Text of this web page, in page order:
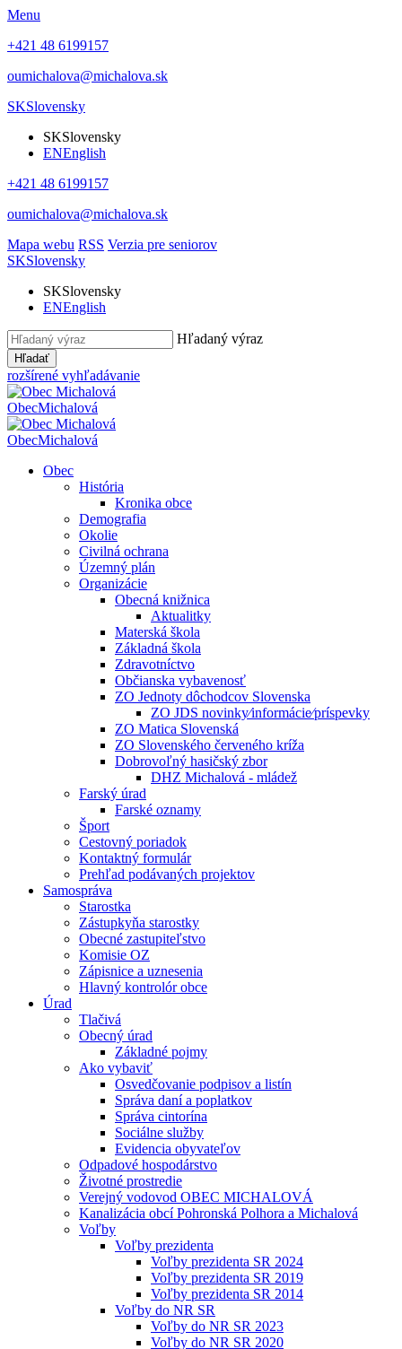
Menu
+421 48 6199157
oumichalova@michalova.sk
SKSlovensky
SKSlovensky
ENEnglish
+421 48 6199157
oumichalova@michalova.sk
Mapa webu RSS Verzia pre seniorov
SKSlovensky
SKSlovensky
ENEnglish
Hľadaný výraz
Hľadať
rozšírené vyhľadávanie
ObecMichalová
ObecMichalová
Obec
História
Kronika obce
Demografia
Okolie
Civilná ochrana
Územný plán
Organizácie
Obecná knižnica
Aktualitky
Materská škola
Základná škola
Zdravotníctvo
Občianska vybavenosť
ZO Jednoty dôchodcov Slovenska
ZO JDS novinky⁄informácie⁄príspevky
ZO Matica Slovenská
ZO Slovenského červeného kríža
Dobrovoľný hasičský zbor
DHZ Michalová - mládež
Farský úrad
Farské oznamy
Šport
Cestovný poriadok
Kontaktný formulár
Prehľad podávaných projektov
Samospráva
Starostka
Zástupkyňa starostky
Obecné zastupiteľstvo
Komisie OZ
Zápisnice a uznesenia
Hlavný kontrolór obce
Úrad
Tlačivá
Obecný úrad
Základné pojmy
Ako vybaviť
Osvedčovanie podpisov a listín
Správa daní a poplatkov
Správa cintorína
Sociálne služby
Evidencia obyvateľov
Odpadové hospodárstvo
Životné prostredie
Verejný vodovod OBEC MICHALOVÁ
Kanalizácia obcí Pohronská Polhora a Michalová
Voľby
Voľby prezidenta
Voľby prezidenta SR 2024
Voľby prezidenta SR 2019
Voľby prezidenta SR 2014
Voľby do NR SR
Voľby do NR SR 2023
Voľby do NR SR 2020